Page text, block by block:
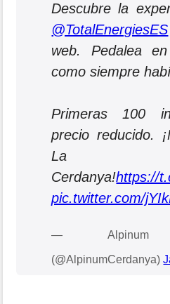
Descubre la
@TotalEnergiesES
web. Pedalea
como siempre
Primeras 100
precio reducido.
La
Cerdanya!https://
pic.twitter.com/
— Alpinum
(@AlpinumCerdanya)